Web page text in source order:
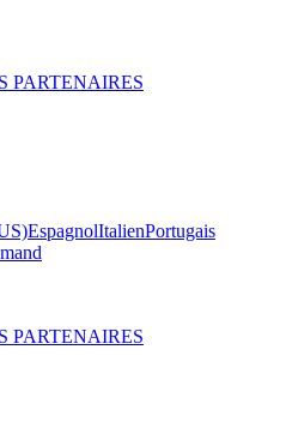
PARTENAIRES
EspagnolItalienPortugais
PARTENAIRES